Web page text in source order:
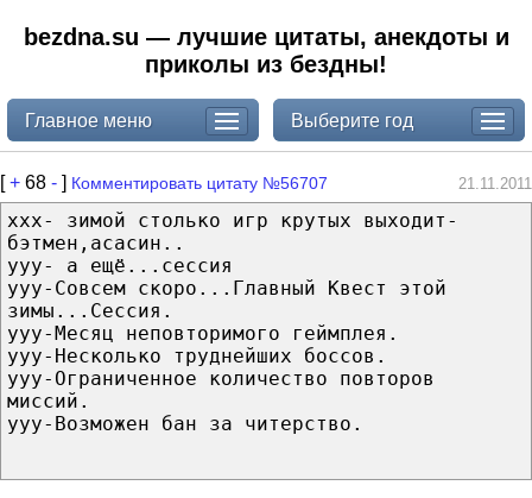
bezdna.su — лучшие цитаты, анекдоты и
приколы из бездны!
Главное меню Выберите год
[+ 68 - ] Комментировать цитату №56707 21.11.2011
ххх- зимой столько игр крутых выходит-
бэтмен,асасин..
ууу- а ещё...сессия
ууу-Совсем скоро...Главный Квест этой
зимы...Сессия.
ууу-Месяц неповторимого геймплея.
ууу-Несколько труднейших боссов.
ууу-Ограниченное количество повторов
миссий.
ууу-Возможен бан за читерство.